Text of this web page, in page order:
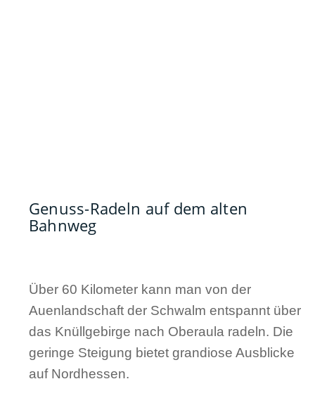
Genuss-Radeln auf dem alten
Bahnweg
Über 60 Kilometer kann man von der
Auenlandschaft der Schwalm entspannt über
das Knüllgebirge nach Oberaula radeln. Die
geringe Steigung bietet grandiose Ausblicke
auf Nordhessen.